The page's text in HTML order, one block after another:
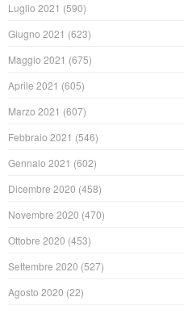
Luglio 2021 (590)
Giugno 2021 (623)
Maggio 2021 (675)
Aprile 2021 (605)
Marzo 2021 (607)
Febbraio 2021 (546)
Gennaio 2021 (602)
Dicembre 2020 (458)
Novembre 2020 (470)
Ottobre 2020 (453)
Settembre 2020 (527)
Agosto 2020 (22)